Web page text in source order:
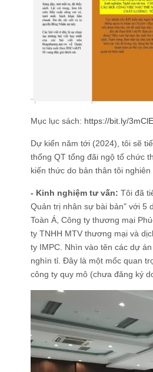
Mục lục sách: https://bit.ly/
Dự kiến năm tới (2024), tôi sẽ
thống QT tổng đãi ngộ tổ chức
kiến thức do bản thân tôi nghiên
- Kinh nghiệm tư vấn: Tôi đã
Quản trị nhân sự bài bản" với 5
Toàn Á, Công ty thương mại
ty TNHH MTV thương mại và
ty IMPC. Nhìn vào tên các dự
nghìn tỉ. Đây là một mốc quan
công ty quy mô (chưa đăng ký